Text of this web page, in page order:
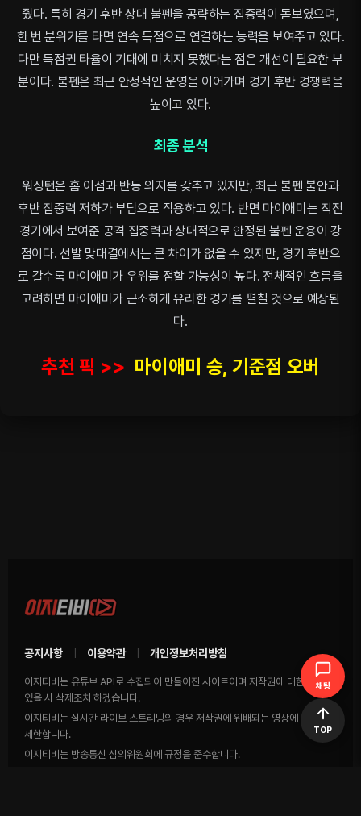
채팅
TOP
줬다. 특히 경기 후반 상대 불펜을 공략하는 집중력이 돋보였으며,
한 번 분위기를 타면 연속 득점으로 연결하는 능력을 보여주고 있다.
다만 득점권 타율이 기대에 미치지 못했다는 점은 개선이 필요한 부
분이다. 불펜은 최근 안정적인 운영을 이어가며 경기 후반 경쟁력을
높이고 있다.
최종 분석
워싱턴은 홈 이점과 반등 의지를 갖추고 있지만, 최근 불펜 불안과
후반 집중력 저하가 부담으로 작용하고 있다. 반면 마이애미는 직전
경기에서 보여준 공격 집중력과 상대적으로 안정된 불펜 운용이 강
점이다. 선발 맞대결에서는 큰 차이가 없을 수 있지만, 경기 후반으
로 갈수록 마이애미가 우위를 점할 가능성이 높다. 전체적인 흐름을
고려하면 마이애미가 근소하게 유리한 경기를 펼칠 것으로 예상된
다.
추천 픽 >> 마이애미 승, 기준점 오버
공지사항 이용약관 개인정보처리방침
이지티비는 유튜브 API로 수집되어 만들어진 사이트이며 저작권에 대한 영상이
있을 시 삭제조치 하겠습니다.
이지티비는 실시간 라이브 스트리밍의 경우 저작권에 위배되는 영상에 송출을
제한합니다.
이지티비는 방송통신 심의위원회에 규정을 준수합니다.